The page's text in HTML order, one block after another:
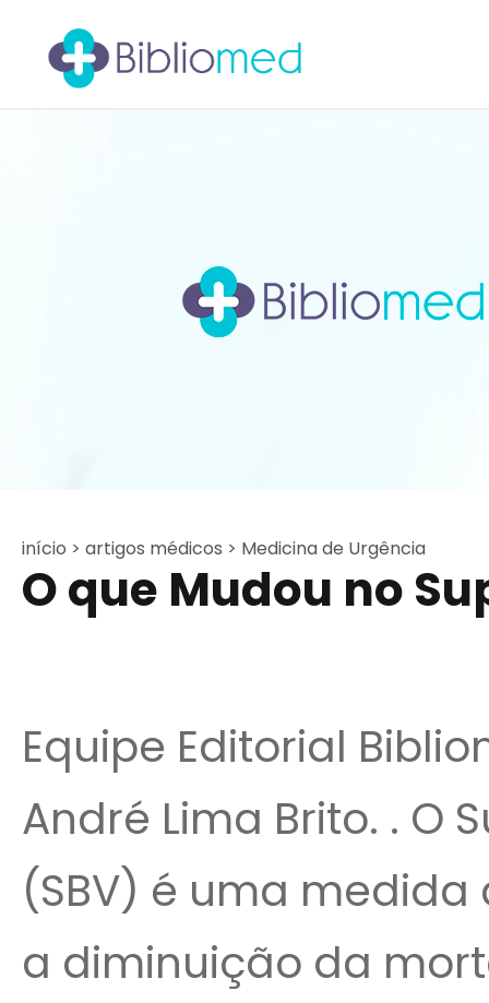
início > artigos médicos > Medicina de Urgência
O que Mudou no
Equipe Editorial
André Lima Brito. . O
(SBV) é uma
a diminuição da